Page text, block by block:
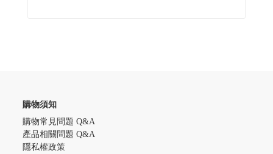
購物須知
購物常見問題 Q&A
產品相關問題 Q&A
隱私權政策